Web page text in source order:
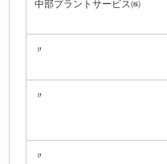
中部プラントサービス㈱
〃
〃
〃